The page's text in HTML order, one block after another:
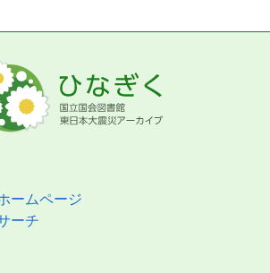
ームページ
ーチ